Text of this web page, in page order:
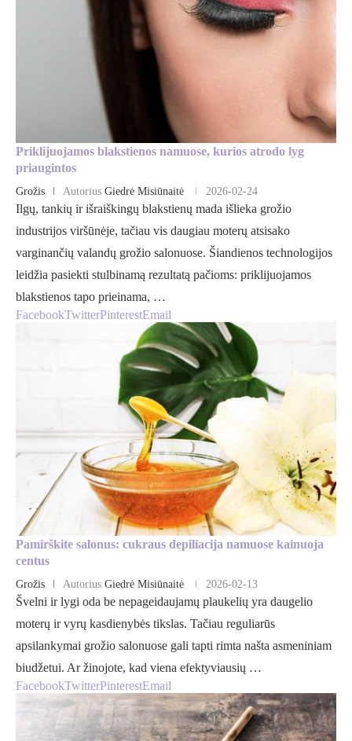
Priklijuojamos blakstienos namuose, kurios atrodo lyg
priaugintos
Grožis Autorius Giedrė Misiūnaitė 2026-02-24
Ilgų, tankių ir išraiškingų blakstienų mada išlieka grožio
industrijos viršūnėje, tačiau vis daugiau moterų atsisako
varginančių valandų grožio salonuose. Šiandienos technologijos
leidžia pasiekti stulbinamą rezultatą pačioms: priklijuojamos
blakstienos tapo prieinama, …
FacebookTwitterPinterestEmail
Pamirškite salonus: cukraus depiliacija namuose kainuoja
centus
Grožis Autorius Giedrė Misiūnaitė 2026-02-13
Švelni ir lygi oda be nepageidaujamų plaukelių yra daugelio
moterų ir vyrų kasdienybės tikslas. Tačiau reguliarūs
apsilankymai grožio salonuose gali tapti rimta našta asmeniniam
biudžetui. Ar žinojote, kad viena efektyviausių …
FacebookTwitterPinterestEmail